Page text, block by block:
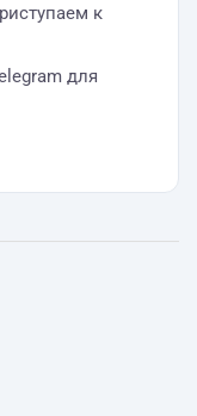
к
для